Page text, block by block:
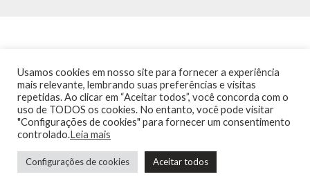
INÍCIO NOTÍCIAS AGENDA CONTATO
TRÂNSITO NA PONTE
TERMOS DE USO / POLÍTICA DE PRIVACIDADE
Guia de Niterói Informática LTDA Todos os Direitos Reservados
Usamos cookies em nosso site para fornecer a experiência
mais relevante, lembrando suas preferências e visitas
repetidas. Ao clicar em “Aceitar todos”, você concorda com o
uso de TODOS os cookies. No entanto, você pode visitar
"Configurações de cookies" para fornecer um consentimento
controlado.Leia mais
Configurações de cookies Aceitar todos